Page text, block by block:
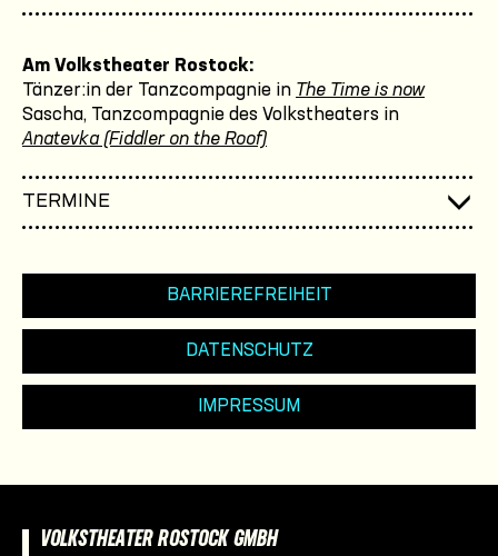
Am Volkstheater Rostock:
Tänzer:in der Tanzcompagnie in The Time is now
Sascha, Tanzcompagnie des Volkstheaters in
Anatevka (Fiddler on the Roof)
TERMINE
BARRIEREFREIHEIT
DATENSCHUTZ
IMPRESSUM
VOLKSTHEATER ROSTOCK GMBH